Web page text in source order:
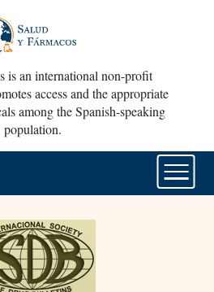
is an international non-profit
access and the appropriate
among the Spanish-speaking
population.